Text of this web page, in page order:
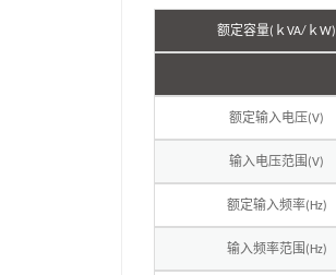
额定容量( ｋVA/ ｋW)
额定输入电压(V)
输入电压范围 (V)
额定输入频率(Hz)
输入频率范围 (Hz)